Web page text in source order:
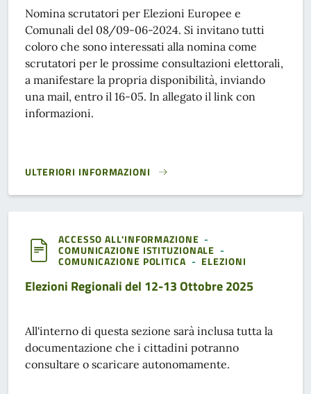
Nomina scrutatori per Elezioni Europee e
Comunali del 08/09-06-2024. Si invitano tutti
coloro che sono interessati alla nomina come
scrutatori per le prossime consultazioni elettorali,
a manifestare la propria disponibilità, inviando
una mail, entro il 16-05. In allegato il link con
informazioni.
ULTERIORI INFORMAZIONI
RICHIESTA DISPONIBILITÀ ALLA NOMINA DI SCRUTATORE
ACCESSO ALL'INFORMAZIONE -
COMUNICAZIONE ISTITUZIONALE -
COMUNICAZIONE POLITICA - ELEZIONI
Elezioni Regionali del 12-13 Ottobre 2025
All'interno di questa sezione sarà inclusa tutta la
documentazione che i cittadini potranno
consultare o scaricare autonomamente.